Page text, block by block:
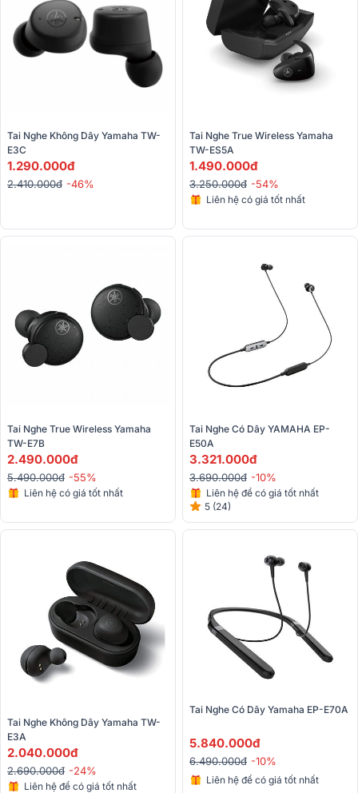
Tai Nghe Không Dây Yamaha TW-
E3C
1.290.000đ
2.410.000đ -46%
Tai Nghe True Wireless Yamaha
TW-ES5A
1.490.000đ
3.250.000đ -54%
Liên hệ có giá tốt nhất
Tai Nghe True Wireless Yamaha
TW-E7B
2.490.000đ
5.490.000đ -55%
Liên hệ có giá tốt nhất
Tai Nghe Có Dây YAMAHA EP-
E50A
3.321.000đ
3.690.000đ -10%
Liên hệ để có giá tốt nhất
5 (24)
Tai Nghe Không Dây Yamaha TW-
E3A
2.040.000đ
2.690.000đ -24%
Liên hệ để có giá tốt nhất
5.840.000đ
6.490.000đ -10%
Liên hệ để có giá tốt nhất